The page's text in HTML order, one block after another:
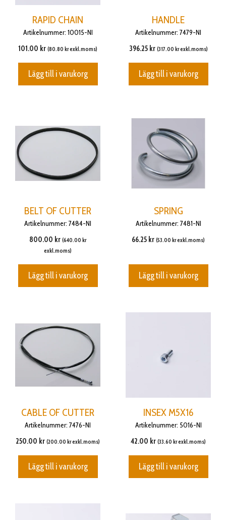
RAPID CHAIN
Artikelnummer: 10015-NI
101.00 kr (80.80 krexkl.moms)
Lägg till i varukorg
HANDLE
Artikelnummer: 7479-NI
396.25 kr (317.00 krexkl.moms)
Lägg till i varukorg
BELT OF CUTTER
Artikelnummer: 7484-NI
800.00 kr (640.00 kr
exkl.moms)
Lägg till i varukorg
SPRING
Artikelnummer: 7481-NI
66.25 kr (53.00 krexkl.moms)
Lägg till i varukorg
CABLE OF CUTTER
Artikelnummer: 7476-NI
250.00 kr (200.00 krexkl.moms)
Lägg till i varukorg
INSEX M5X16
Artikelnummer: 5016-NI
42.00 kr (33.60 krexkl.moms)
Lägg till i varukorg